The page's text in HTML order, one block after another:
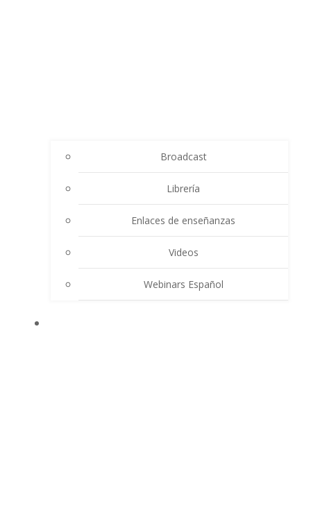
Broadcast
Librería
Enlaces de enseñanzas
Videos
Webinars Español